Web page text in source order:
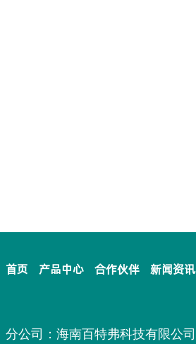
首页 产品中心 合作伙伴 新闻资讯
分公司：海南百特弗科技有限公司